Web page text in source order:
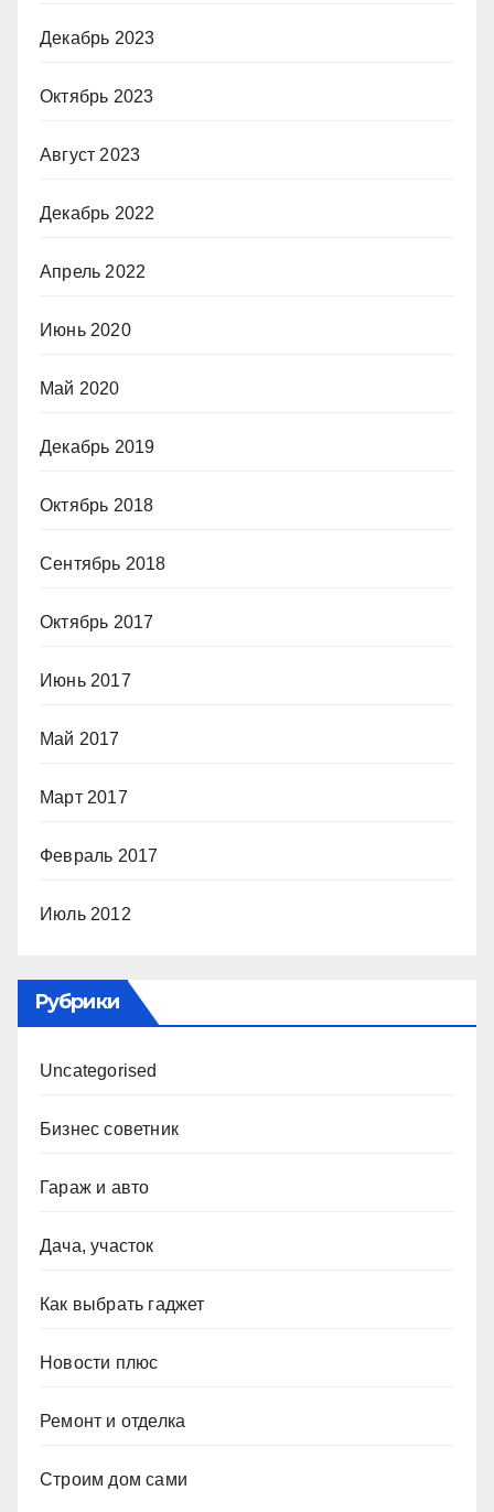
Декабрь 2023
Октябрь 2023
Август 2023
Декабрь 2022
Апрель 2022
Июнь 2020
Май 2020
Декабрь 2019
Октябрь 2018
Сентябрь 2018
Октябрь 2017
Июнь 2017
Май 2017
Март 2017
Февраль 2017
Июль 2012
Рубрики
Uncategorised
Бизнес советник
Гараж и авто
Дача, участок
Как выбрать гаджет
Новости плюс
Ремонт и отделка
Строим дом сами